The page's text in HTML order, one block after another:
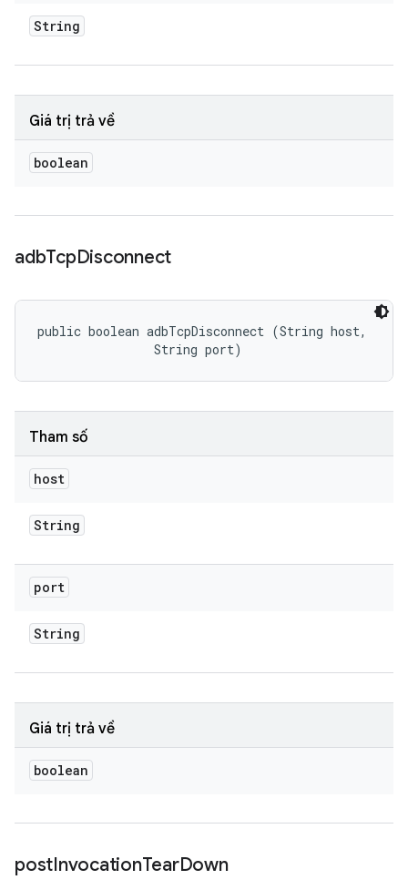
String
Giá trị trả về
boolean
adbTcpDisconnect
public boolean adbTcpDisconnect (String host,
                String port)
Tham số
host
String
port
String
Giá trị trả về
boolean
postInvocationTearDown